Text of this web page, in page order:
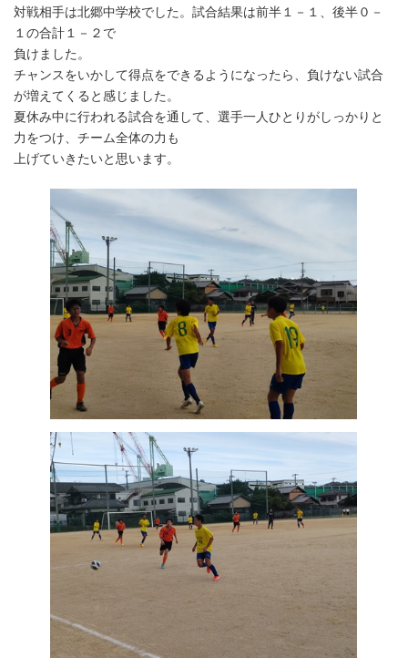
:
対戦相手は北郷中学校でした。試合結果は前半１－１、後半０－
１の合計１－２で
負けました。
チャンスをいかして得点をできるようになったら、負けない試合
が増えてくると感じました。
夏休み中に行われる試合を通して、選手一人ひとりがしっかりと
力をつけ、チーム全体の力も
上げていきたいと思います。